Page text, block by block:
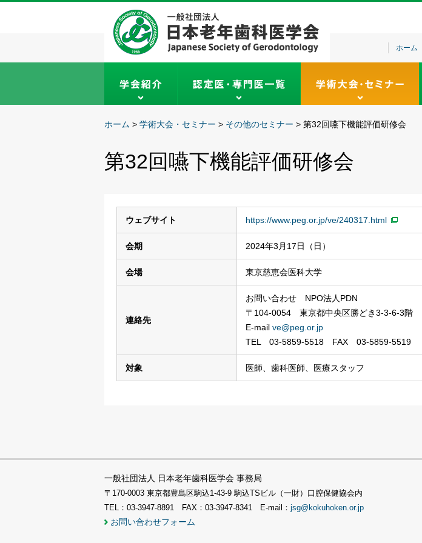
ホーム
ホーム > 学術大会・セミナー > その他のセミナー > 第32回嚥下機能評価研修会
第32回嚥下機能評価研修会
ウェブサイト https://www.peg.or.jp/ve/240317.html
会期 2024年3月17日（日）
会場 東京慈恵会医科大学
連絡先
お問い合わせ NPO法人PDN
〒104-0054 東京都中央区勝どき3-3-6-3階
E-mail ve@peg.or.jp
TEL 03-5859-5518 FAX 03-5859-5519
対象 医師、歯科医師、医療スタッフ
一般社団法人 日本老年歯科医学会 事務局
〒170-0003 東京都豊島区駒込1-43-9 駒込TSビル（一財）口腔保健協会内
TEL：03-3947-8891 FAX：03-3947-8341 E-mail： jsg@kokuhoken.or.jp
お問い合わせフォーム